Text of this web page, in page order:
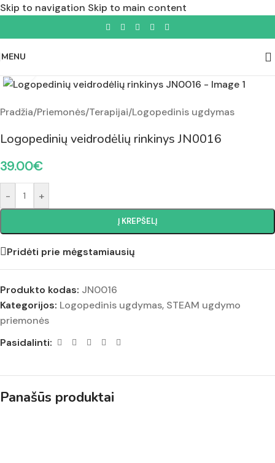
Skip to navigation Skip to main content
MENU
Pradžia/Priemonės/Terapijai/Logopedinis ugdymas
Logopedinių veidrodėlių rinkinys JN0016
39.00€
- +
Į KREPŠELĮ
Pridėti prie mėgstamiausių
Produkto kodas: JN0016
Kategorijos: Logopedinis ugdymas, STEAM ugdymo
priemonės
Pasidalinti:
Panašūs produktai